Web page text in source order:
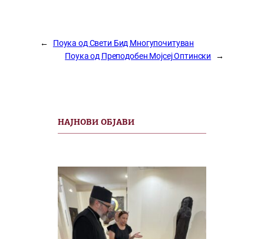
←
Поука од Свети Бид Многупочитуван
Поука од Преподобен Мојсеј Оптински
→
НАЈНОВИ ОБЈАВИ